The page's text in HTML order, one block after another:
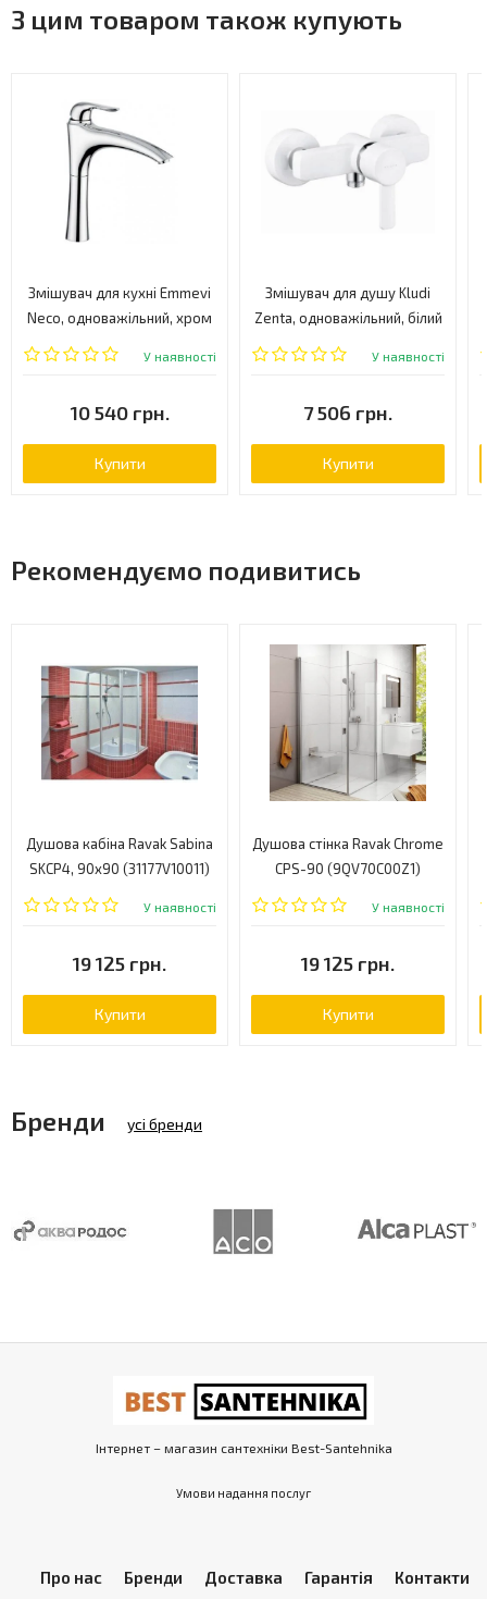
З цим товаром також купують
Змішувач для кухні Emmevi
Neco, одноважільний, хром
(CR91097)
У наявності
10 540 грн.
Купити
Змішувач для душу Kludi
Zenta, одноважільний, білий
(388709175)
У наявності
7 506 грн.
Купити
Рекомендуємо подивитись
Душова кабіна Ravak Sabina
SKCP4, 90x90 (31177V10011)
У наявності
19 125 грн.
Купити
Душова стінка Ravak Chrome
CPS-90 (9QV70C00Z1)
У наявності
19 125 грн.
Купити
Бренди усі бренди
Інтернет – магазин сантехніки Best-Santehnika
Умови надання послуг
Про нас Бренди Доставка Гарантія Контакти